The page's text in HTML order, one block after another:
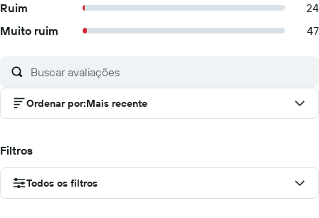
Ruim
24
Muito ruim
47
Ordenar por:Mais recente
Filtros
Todos os filtros